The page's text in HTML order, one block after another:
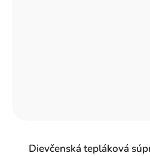
Dievčenská tepláková